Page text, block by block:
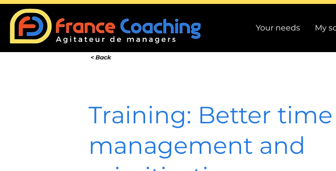
Your needs My
< Back
Training: Better time
management and